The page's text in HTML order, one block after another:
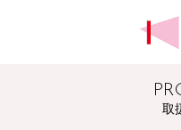
取